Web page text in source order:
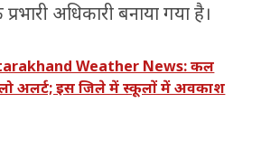
अधिकारी बनाया गया है।
Weather News: कल
अलर्ट; इस जिले में स्कूलों में अवकाश